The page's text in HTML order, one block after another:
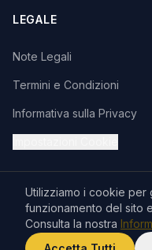
LEGALE
Note Legali
Termini e Condizioni
Informativa sulla Privacy
© 2026 Premium
Utilizziamo i cookie per
funzionamento del sito
Consulta la nostra